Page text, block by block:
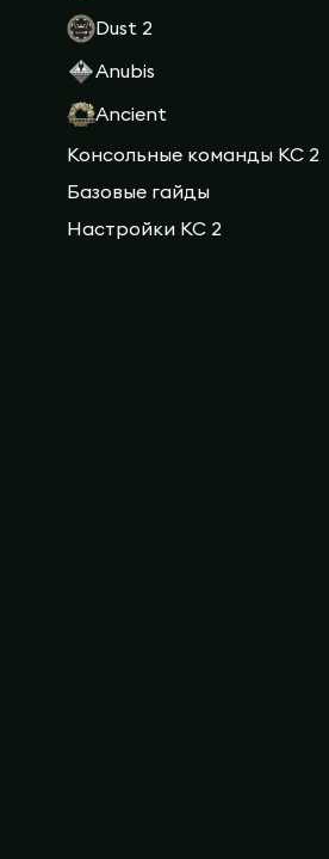
Dust 2
Anubis
Ancient
Консольные команды КС 2
Базовые гайды
Настройки КС 2